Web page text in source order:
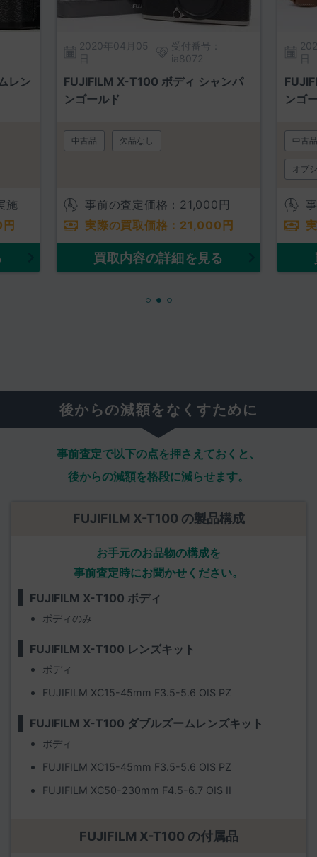
レン
施
円
2020年04月05
日
受付番号：
ia8072
FUJIFILM X-T100 ボディ シャンパ
ンゴールド
中古品 欠品なし
事前の査定価格： 21,000 円
実際の買取価格： 21,000 円
買取内容の詳細を見る
日
ンゴ
中古品
オプ
後からの減額をなくすために
事前査定で以下の点を押さえておくと、
後からの減額を格段に減らせます。
FUJIFILM X-T100 の製品構成
お手元のお品物の構成を
事前査定時にお聞かせください。
FUJIFILM X-T100 ボディ
ボディのみ
FUJIFILM X-T100 レンズキット
ボディ
FUJIFILM XC15-45mm F3.5-5.6 OIS PZ
FUJIFILM X-T100 ダブルズームレンズキット
ボディ
FUJIFILM XC15-45mm F3.5-5.6 OIS PZ
FUJIFILM XC50-230mm F4.5-6.7 OIS II
FUJIFILM X-T100 の付属品